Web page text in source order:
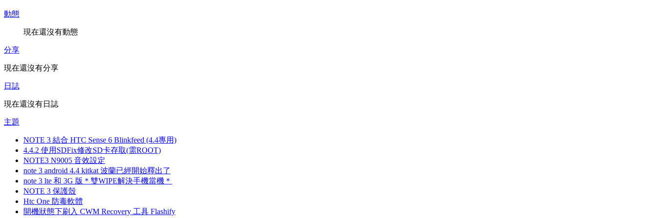
動態
現在還沒有動態
分享
現在還沒有分享
日誌
現在還沒有日誌
主題
NOTE 3 結合 HTC Sense 6 Blinkfeed (4.4專用)
4.4.2 使用SDFix修改SD卡存取(需ROOT)
NOTE3 N9005 音效設定
note 3 android 4.4 kitkat 波蘭已經開始釋出了
note 3 lte 和 3G 版＊雙WIPE解決手機當機＊
NOTE 3 保護殼
Htc One 防毒軟體
開機狀態下刷入 CWM Recovery 工具 Flashify